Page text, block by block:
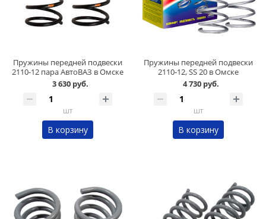
Пружины передней подвески
2110-12 пара АвтоВАЗ в Омске
3 630 руб.
шт
В корзину
Пружины передней подвески
2110-12, SS 20 в Омске
4 730 руб.
шт
В корзину